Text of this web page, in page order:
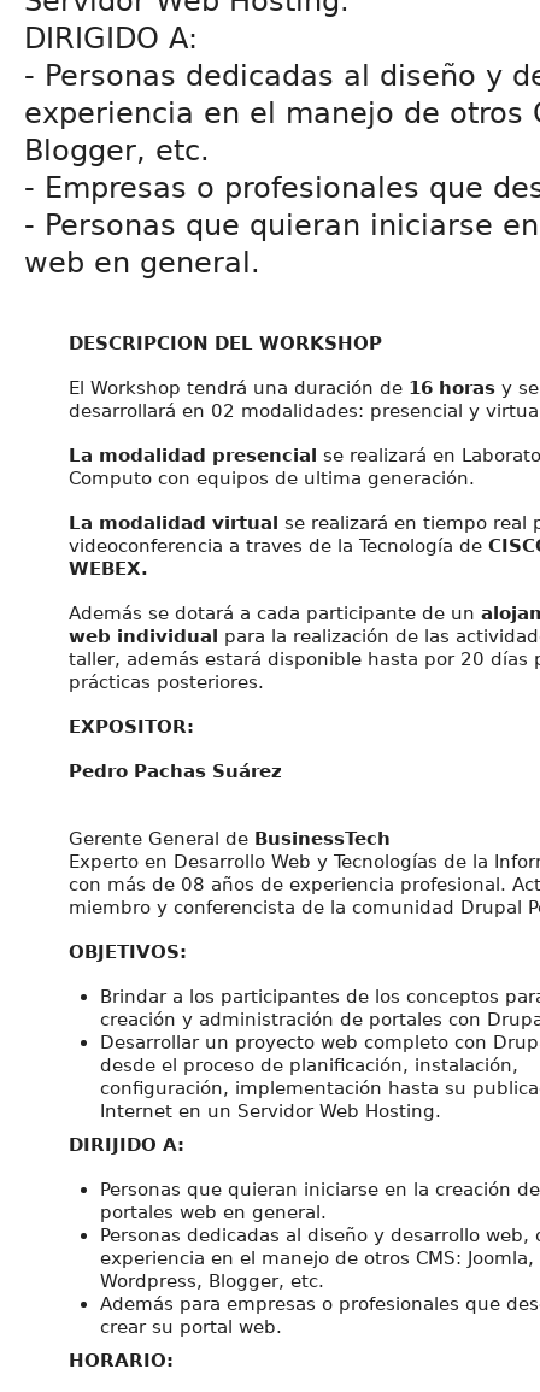
DIRIGIDO A:
- Personas dedicadas al diseño y
experiencia en el manejo de otros
Blogger, etc.
- Empresas o profesionales que
- Personas que quieran iniciarse
web en general.
DESCRIPCION DEL WORKSHOP
El Workshop tendrá una duración de 16 horasy se
desarrollará en 02 modalidades: presencial y
La modalidad presencial se realizará en
Computo con equipos de ultima generación.
La modalidad virtual se realizará en tiempo real
videoconferencia a traves de la Tecnología de
WEBEX.
Además se dotará a cada participante de un
web individual para la realización de las
taller, además estará disponible hasta por 20 días
prácticas posteriores.
EXPOSITOR:
Pedro Pachas Suárez
Gerente General de BusinessTech
Experto en Desarrollo Web y Tecnologías de la
con más de 08 años de experiencia profesional.
miembro y conferencista de la comunidad Drupal
OBJETIVOS:
Brindar a los participantes de los conceptos
creación y administración de portales con
Desarrollar un proyecto web completo con
desde el proceso de planificación, instalación,
configuración, implementación hasta su
Internet en un Servidor Web Hosting.
DIRIJIDO A:
Personas que quieran iniciarse en la creación de
portales web en general.
Personas dedicadas al diseño y desarrollo web,
experiencia en el manejo de otros CMS: Joomla,
Wordpress, Blogger, etc.
Además para empresas o profesionales que
crear su portal web.
HORARIO: